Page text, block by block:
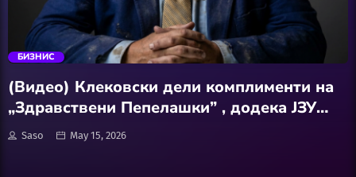
Балкан
Бизнис
trending_flat
БИЗНИС
(Видео) Клековски дели комплименти на
„Здравствени Пепелашки” , додека ЈЗУ
Општа Болница Охрид 9 месеци е без
компјутерска томографија
Saso May 15, 2026